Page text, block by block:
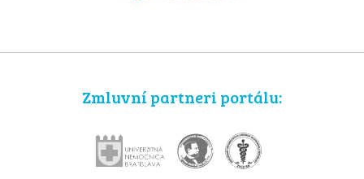
Zmluvní partneri portálu: